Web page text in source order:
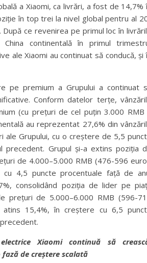
a Xiaomi, ca livrări, a fost de 14,7%
în top trei la nivel global pentru al
ce revenirea pe primul loc în
continentală în primul
ale Xiaomi au continuat să conducă, și
pe premium a Grupului a continuat
Conform datelor terțe,
(cu prețuri de cel puțin 3.000 RMB
au reprezentat 27,6% din
ale Grupului, cu o creștere de 5,5
precedent. Grupul și-a extins poziția
de 4.000–5.000 RMB (476-596
4,5 puncte procentuale față de
consolidând poziția de lider pe
prețuri de 5.000–6.000 RMB (596-
15,4%, în creștere cu 6,5
Xiaomi continuă să
de creștere scalată